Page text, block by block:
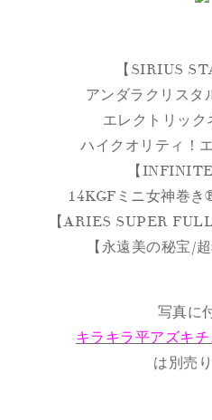
【SIRIUS
アンダラクリス
エレクトリッ
ハイクオリティ！
【
14KGFミニ女神巻き
【ARIES SUPER
【永遠美の秘宝/
写真に
キラキラ平アズキ
は別売